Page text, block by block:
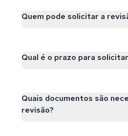
Quem pode solicitar a
Qual é o prazo para
Quais documentos são
revisão?